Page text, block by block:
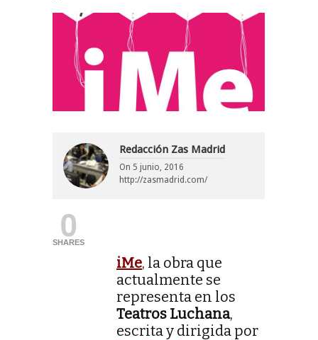
Redacción Zas Madrid
On 5 junio, 2016
http://zasmadrid.com/
0
SHARES
iMe, la obra que
actualmente se
representa en los
Teatros Luchana,
escrita y dirigida por